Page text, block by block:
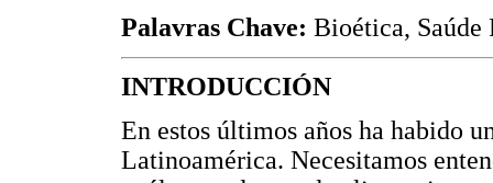
Palavras Chave: Bioética,
INTRODUCCIÓN
En estos últimos años ha habido
Latinoamérica. Necesitamos